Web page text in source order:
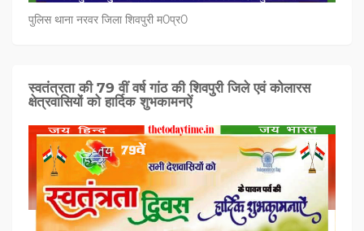
पुलिस थाना नरवर जिला शिवपुरी म0प्र0
स्वतंत्रता की 79 वीं वर्ष गांठ की शिवपुरी जिले एवं कोलारस
क्षेत्रवासियों को हार्दिक शुभकामनऐं